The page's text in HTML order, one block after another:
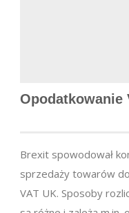
Opodatkowanie
Brexit spowodował
sprzedaży towarów
VAT UK. Sposoby